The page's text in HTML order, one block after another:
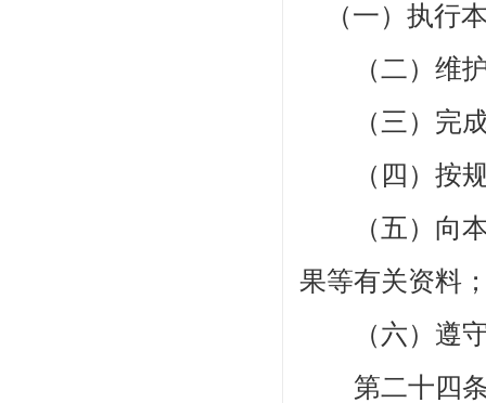
（一）执行
（二）维护
（三）完成
（四）按规
（五）向本
果等有关资料
（六） 遵
第二十四